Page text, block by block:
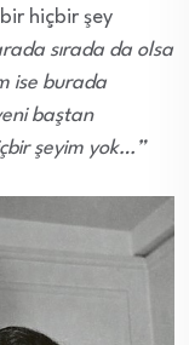
hiçbir şey
sırada da olsa
ise burada
baştan
şeyim yok…”